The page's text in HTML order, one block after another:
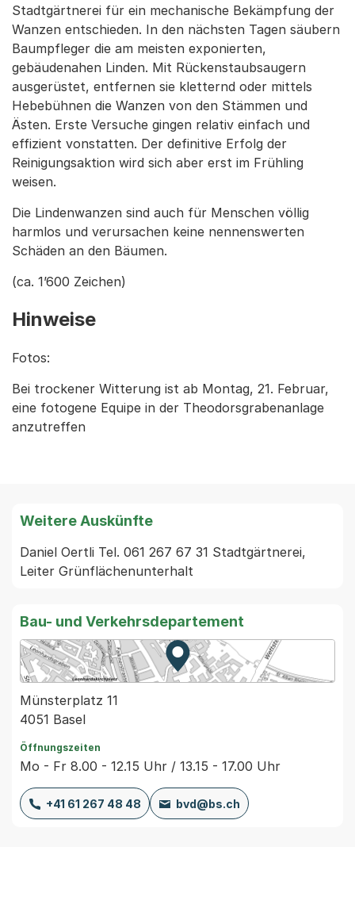
Stadtgärtnerei für ein mechanische Bekämpfung der
Wanzen entschieden. In den nächsten Tagen säubern
Baumpfleger die am meisten exponierten,
gebäudenahen Linden. Mit Rückenstaubsaugern
ausgerüstet, entfernen sie kletternd oder mittels
Hebebühnen die Wanzen von den Stämmen und
Ästen. Erste Versuche gingen relativ einfach und
effizient vonstatten. Der definitive Erfolg der
Reinigungsaktion wird sich aber erst im Frühling
weisen.
Die Lindenwanzen sind auch für Menschen völlig
harmlos und verursachen keine nennenswerten
Schäden an den Bäumen.
(ca. 1’600 Zeichen)
Hinweise
Fotos:
Bei trockener Witterung ist ab Montag, 21. Februar,
eine fotogene Equipe in der Theodorsgrabenanlage
anzutreffen
Weitere Auskünfte
Daniel Oertli Tel. 061 267 67 31 Stadtgärtnerei,
Leiter Grünflächenunterhalt
Bau- und Verkehrsdepartement
Zur Karte von MapBS.
Externer Link, wird in einem
Münsterplatz 11
4051 Basel
Öffnungszeiten
Mo - Fr 8.00 - 12.15 Uhr / 13.15 - 17.00 Uhr
+41 61 267 48 48 bvd@bs.ch